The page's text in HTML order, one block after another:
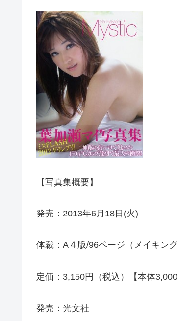
【写真集概要】
発売：2013年6月18日(火)
体裁：A４版/96ページ（メイキング
定価：3,150円（税込）【本体3,000
発売：光文社